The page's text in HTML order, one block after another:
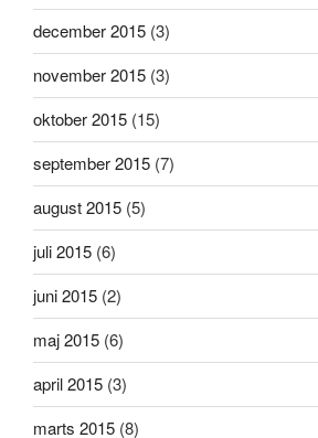
december 2015 (3)
november 2015 (3)
oktober 2015 (15)
september 2015 (7)
august 2015 (5)
juli 2015 (6)
juni 2015 (2)
maj 2015 (6)
april 2015 (3)
marts 2015 (8)